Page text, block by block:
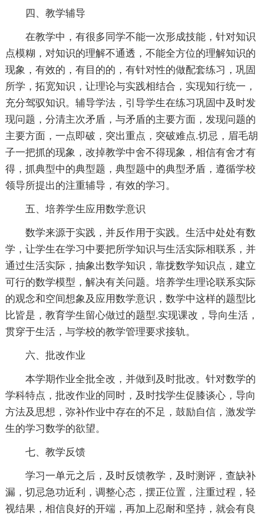
四、教学辅导
在教学中，有很多同学不能一次形成技能，针对知识
点模糊，对知识的理解不通透，不能全方位的理解知识的
现象，有效的，有目的的，有针对性的做配套练习，巩固
所学，拓宽知识，让理论与实践相结合，实现知行统一，
充分驾驭知识。辅导学法，引导学生在练习巩固中及时发
现问题，分清主次矛盾，与矛盾的主要方面，发现问题的
主要方面，一点即破，突出重点，突破难点.切忌，眉毛胡
子一把抓的现象，改掉教学中舍不得现象，相信有舍才有
得，抓典型中的典型题，典型题中的典型矛盾，遵循学校
领导所提出的注重辅导，有效的学习。
五、培养学生应用数学意识
数学来源于实践，并反作用于实践。生活中处处有数
学，让学生在学习中要把所学知识与生活实际相联系，并
通过生活实际，抽象出数学知识，靠拢数学知识点，建立
可行的数学模型，解决有关问题。培养学生理论联系实际
的观念和空间想象及应用数学意识，数学中这样的题型比
比皆是，教育学生留心做过的题型.实现课改，导向生活，
贯穿于生活，与学校的教学管理要求接轨。
六、批改作业
本学期作业全批全改，并做到及时批改。针对数学的
学科特点，批改作业的同时，及时找学生促膝谈心，导向
方法及思想，弥补作业中存在的不足，鼓励自信，激发学
生的学习数学的欲望。
七、教学反馈
学习一单元之后，及时反馈教学，及时测评，查缺补
漏，切忌急功近利，调整心态，摆正位置，注重过程，轻
视结果，相信良好的开端，再加上忍耐和坚持，就会有良